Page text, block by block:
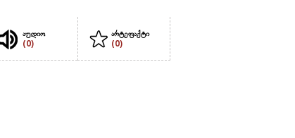
აუდიო
(0)
არტეფაქტი
(0)